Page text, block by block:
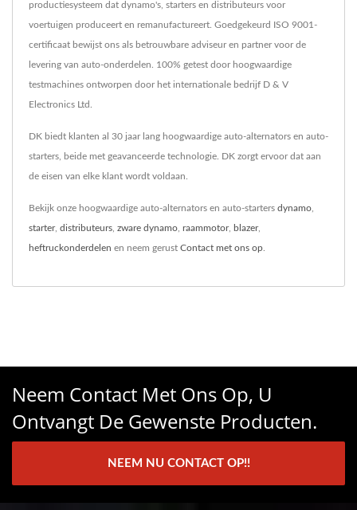
productiesysteem dat dynamo's, starters en distributeurs voor
voertuigen produceert en remanufactureert. Goedgekeurd ISO 9001-
certificaat bewijst ons als betrouwbare adviseur en partner voor de
levering van auto-onderdelen. 100% getest door hoogwaardige
testmachines ontworpen door het internationale bedrijf D & V
Electronics Ltd.
DK biedt klanten al 30 jaar lang hoogwaardige auto-alternators en auto-
starters, beide met geavanceerde technologie. DK zorgt ervoor dat aan
de eisen van elke klant wordt voldaan.
Bekijk onze hoogwaardige auto-alternators en auto-starters dynamo,
starter, distributeurs, zware dynamo, raammotor, blazer,
heftruckonderdelen en neem gerust Contact met ons op.
Neem Contact Met Ons Op, U
Ontvangt De Gewenste Producten.
NEEM NU CONTACT OP!!